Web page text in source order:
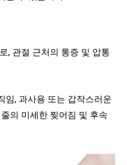
, 관절 근처의 통증 및 압통
임, 과사용 또는 갑작스러운
의 미세한 찢어짐 및 후속